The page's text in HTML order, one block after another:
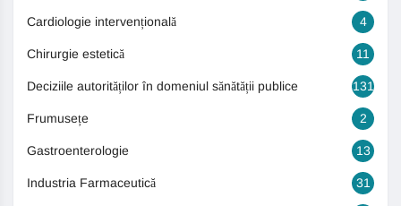
Cardiologie intervențională 4
Chirurgie estetică 11
Deciziile autorităților în domeniul sănătății publice 131
Frumusețe 2
Gastroenterologie 13
Industria Farmaceutică 31